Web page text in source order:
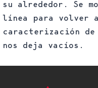
su alrededor. Se
línea para volver
caracterización
nos deja vacíos.